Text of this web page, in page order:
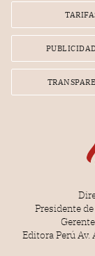
Presidente
Editora Perú